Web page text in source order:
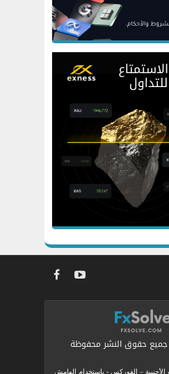
الأجنبية – الفوركس - بإستخدام الهامش